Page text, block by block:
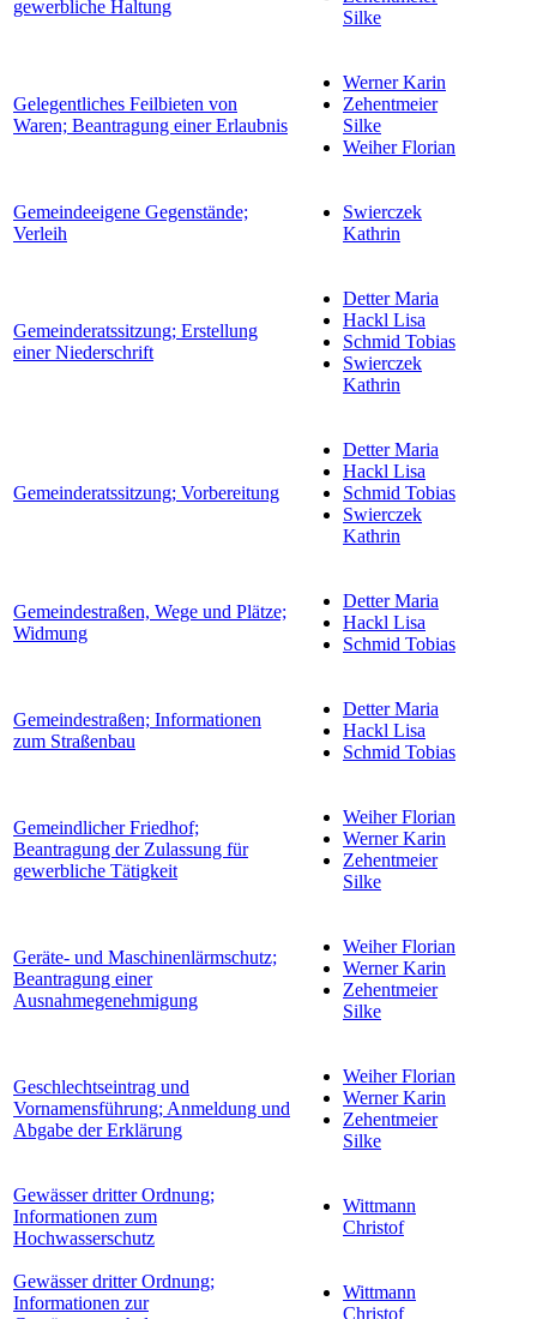
gewerbliche Haltung
Silke
Gelegentliches Feilbieten von
Waren; Beantragung einer Erlaubnis
Werner Karin
Zehentmeier
Silke
Weiher Florian
Gemeindeeigene Gegenstände;
Verleih
Swierczek
Kathrin
Gemeinderatssitzung; Erstellung
einer Niederschrift
Detter Maria
Hackl Lisa
Schmid Tobias
Swierczek
Kathrin
Gemeinderatssitzung; Vorbereitung
Detter Maria
Hackl Lisa
Schmid Tobias
Swierczek
Kathrin
Gemeindestraßen, Wege und Plätze;
Widmung
Detter Maria
Hackl Lisa
Schmid Tobias
Gemeindestraßen; Informationen
zum Straßenbau
Detter Maria
Hackl Lisa
Schmid Tobias
Gemeindlicher Friedhof;
Beantragung der Zulassung für
gewerbliche Tätigkeit
Weiher Florian
Werner Karin
Zehentmeier
Silke
Geräte- und Maschinenlärmschutz;
Beantragung einer
Ausnahmegenehmigung
Weiher Florian
Werner Karin
Zehentmeier
Silke
Geschlechtseintrag und
Vornamensführung; Anmeldung und
Abgabe der Erklärung
Weiher Florian
Werner Karin
Zehentmeier
Silke
Gewässer dritter Ordnung;
Informationen zum
Hochwasserschutz
Wittmann
Christof
Gewässer dritter Ordnung;
Informationen zur
Wittmann
Christof